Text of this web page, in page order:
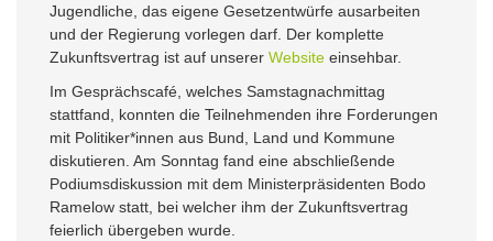
Jugendliche, das eigene Gesetzentwürfe ausarbeiten
und der Regierung vorlegen darf. Der komplette
Zukunftsvertrag ist auf unserer Website einsehbar.
Im Gesprächscafé, welches Samstagnachmittag
stattfand, konnten die Teilnehmenden ihre Forderungen
mit Politiker*innen aus Bund, Land und Kommune
diskutieren. Am Sonntag fand eine abschließende
Podiumsdiskussion mit dem Ministerpräsidenten Bodo
Ramelow statt, bei welcher ihm der Zukunftsvertrag
feierlich übergeben wurde.